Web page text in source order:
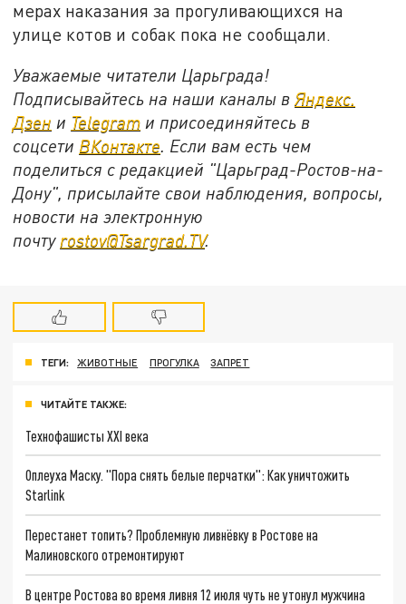
мерах наказания за прогуливающихся на
улице котов и собак пока не сообщали.
Уважаемые читатели Царьграда!
Подписывайтесь на наши каналы вЯндекс.
Дзен и Telegram и присоединяйтесь в
соцсети ВКонтакте. Если вам есть чем
поделиться с редакцией "Царьград-Ростов-на-
Дону", присылайте свои наблюдения, вопросы,
новости на электронную
почту rostov@Tsargrad.ТV.
ТЕГИ: ЖИВОТНЫЕ ПРОГУЛКА ЗАПРЕТ
ЧИТАЙТЕ ТАКЖЕ:
Технофашисты XXI века
Оплеуха Маску. "Пора снять белые перчатки": Как уничтожить
Starlink
Перестанет топить? Проблемную ливнёвку в Ростове на
Малиновского отремонтируют
В центре Ростова во время ливня 12 июля чуть не утонул мужчина